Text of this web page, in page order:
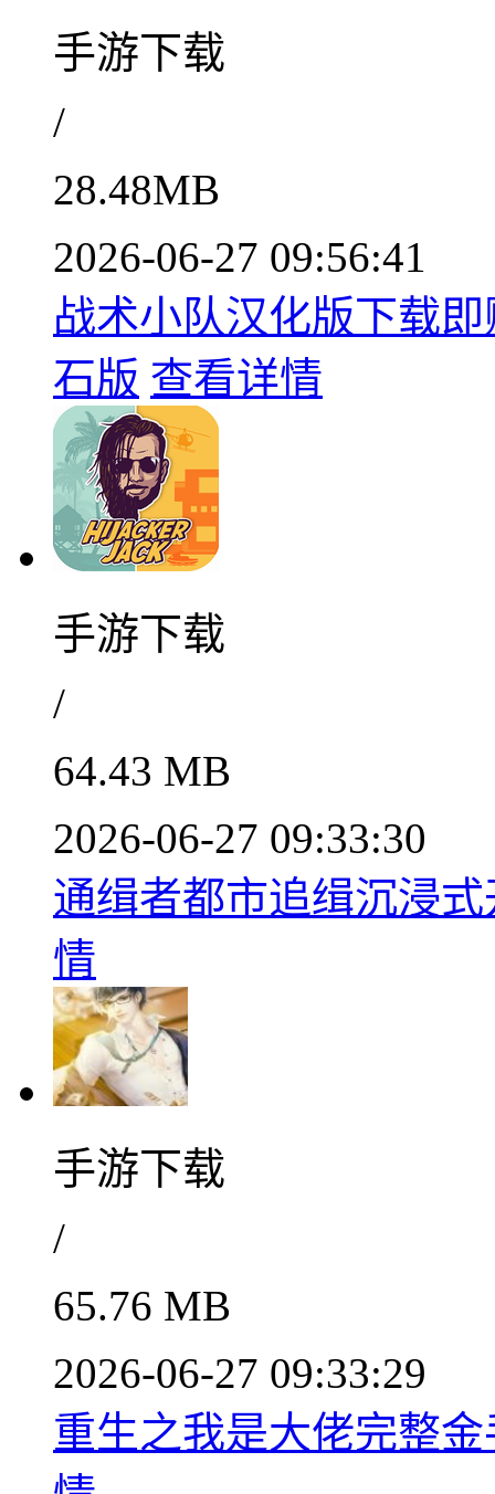
手游下载
/
28.48MB
2026-06-27 09:56:41
战术小队汉化版下载
石版 查看详情
手游下载
/
64.43 MB
2026-06-27 09:33:30
通缉者都市追缉沉浸
情
手游下载
/
65.76 MB
2026-06-27 09:33:29
重生之我是大佬完整